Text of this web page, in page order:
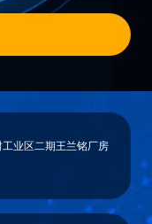
业区二期王兰铭厂房